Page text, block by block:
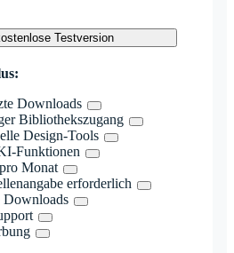
Testversion
Downloads
Bibliothekszugang
Design-Tools
Funktionen
Monat
erforderlich
Downloads